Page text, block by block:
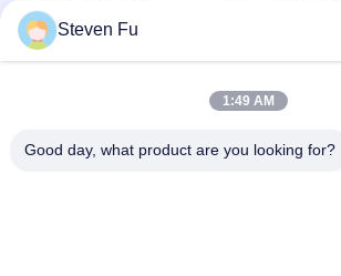
magazijn
de
Steven Fu
1:49 AM
Good day, what product are you looking for?